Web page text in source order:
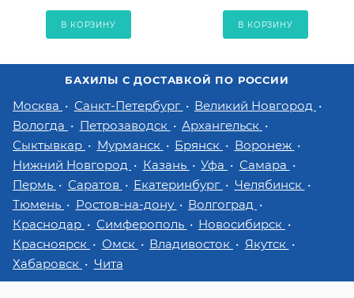
В КОРЗИНУ В КОРЗИНУ
БАХИЛЫ С ДОСТАВКОЙ ПО РОССИИ
Москва Санкт-Петербург
Великий Новгород
Вологда
Петрозаводск
Архангельск
Сыктывкар
Мурманск Брянск
Воронеж
Нижний Новгород
Казань Уфа
Самара
Пермь
Саратов Екатеринбург
Челябинск
Тюмень
Ростов-на-дону
Волгоград
Краснодар
Симферополь
Новосибирск
Красноярск
Омск Владивосток
Якутск
Хабаровск
Чита